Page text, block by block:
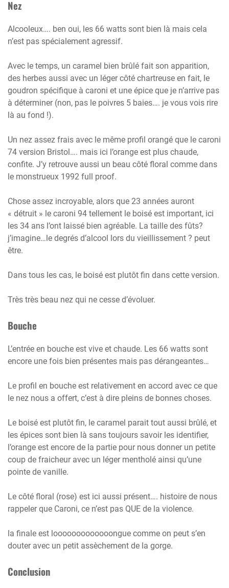
Nez
Alcooleux…. ben oui, les 66 watts sont bien là mais cela
n’est pas spécialement agressif.
Avec le temps, un caramel bien brûlé fait son apparition,
des herbes aussi avec un léger côté chartreuse en fait, le
goudron spécifique à caroni et une épice que je n’arrive pas
à déterminer (non, pas le poivres 5 baies…. je vous vois rire
là au fond !).
Un nez assez frais avec le même profil orangé que le caroni
74 version Bristol…. mais ici l’orange est plus chaude,
confite. J’y retrouve aussi un beau côté floral comme dans
le monstrueux 1992 full proof.
Chose assez incroyable, alors que 23 années auront
« détruit » le caroni 94 tellement le boisé est important, ici
les 34 ans l’ont laissé bien agréable. La taille des fûts?
j’imagine…le degrés d’alcool lors du vieillissement ? peut
être.
Dans tous les cas, le boisé est plutôt fin dans cette version.
Très très beau nez qui ne cesse d’évoluer.
Bouche
L’entrée en bouche est vive et chaude. Les 66 watts sont
encore une fois bien présentes mais pas dérangeantes…
Le profil en bouche est relativement en accord avec ce que
le nez nous a offert, c’est à dire pleins de bonnes choses.
Le boisé est plutôt fin, le caramel parait tout aussi brûlé, et
les épices sont bien là sans toujours savoir les identifier,
l’orange est encore de la partie pour nous donner un petite
coup de fraicheur avec un léger mentholé ainsi qu’une
pointe de vanille.
Le côté floral (rose) est ici aussi présent…. histoire de nous
rappeler que Caroni, ce n’est pas QUE de la violence.
la finale est looooooooooooongue comme on peut s’en
douter avec un petit assèchement de la gorge.
Conclusion